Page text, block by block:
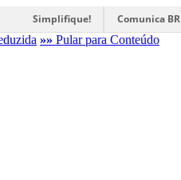
Simplifique! Comunica BR
»» Pular para Conteúdo